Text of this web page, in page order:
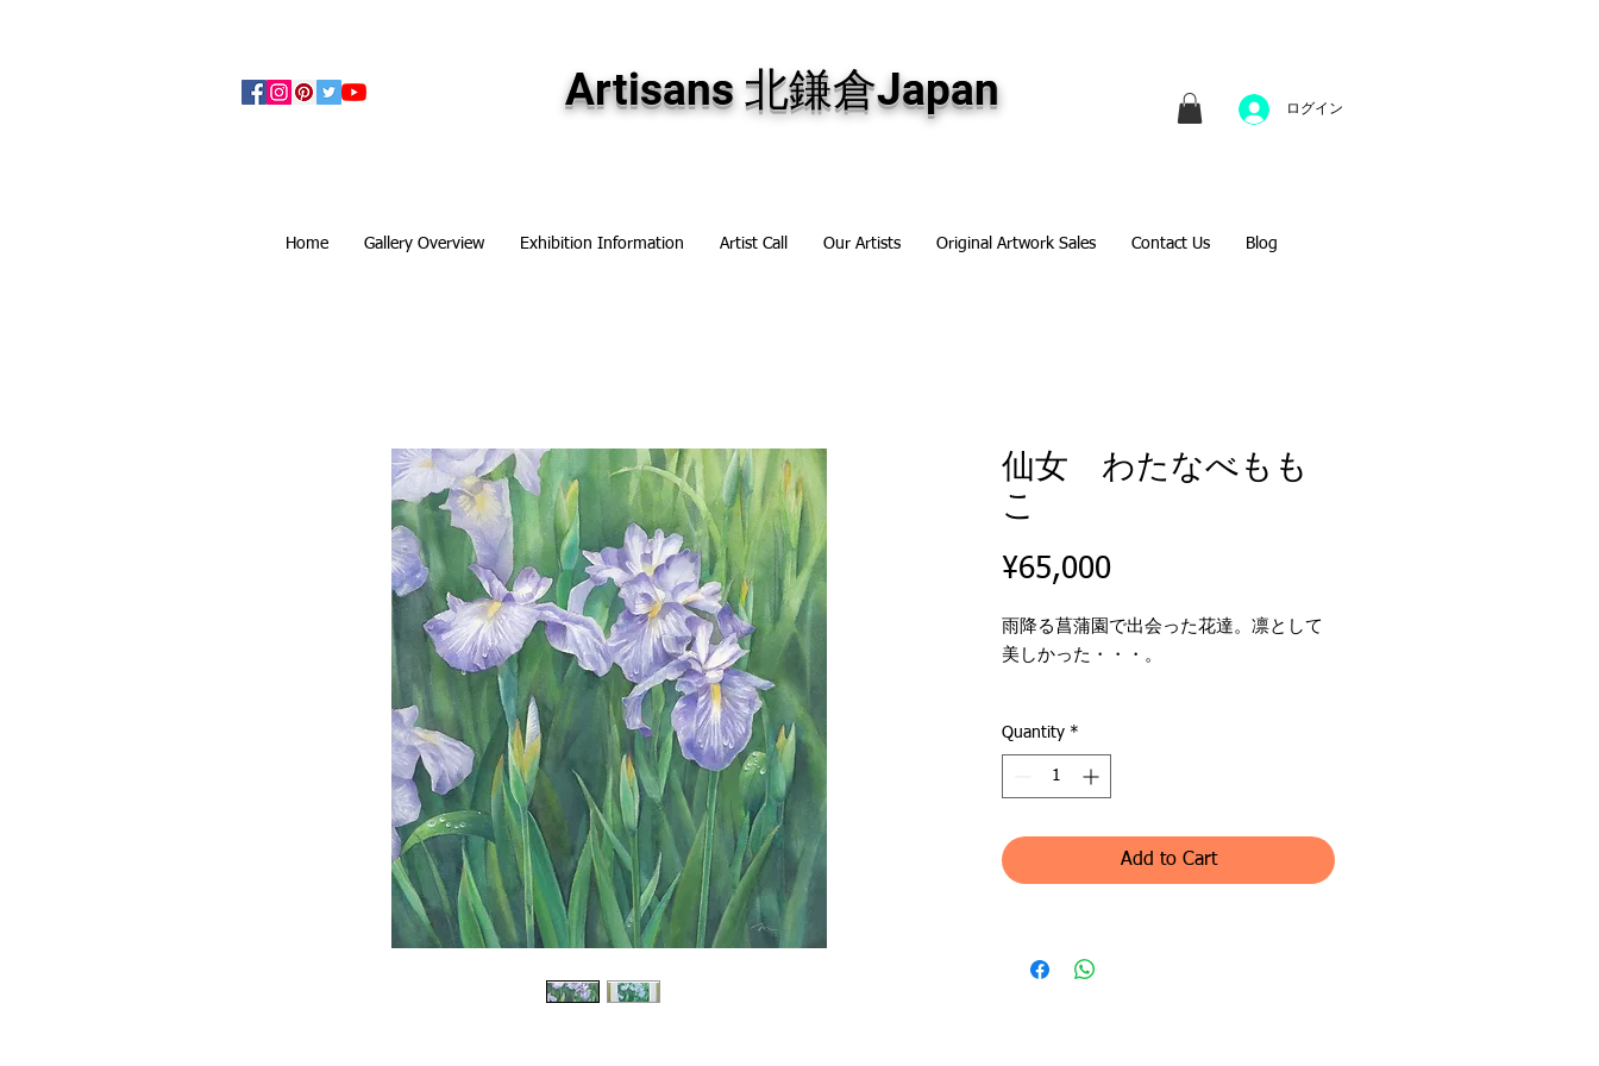
Artisans 北鎌倉Japan ログイン
Home Gallery Overview Exhibition Information Artist Call Our Artists Original Artwork Sales Contact Us Blog
仙女 わたなべもも
こ
¥65,000Price
雨降る菖蒲園で出会った花達。凛として
美しかった・・・。
●作品名：仙女
●作家名：わたなべももこ
を見る
●支持体：水彩紙
●絵サイズ : F8号 (45.5 x 38cm)
日本全国送料無料。国外へは現在対応し
Quantity *
Add to Cart